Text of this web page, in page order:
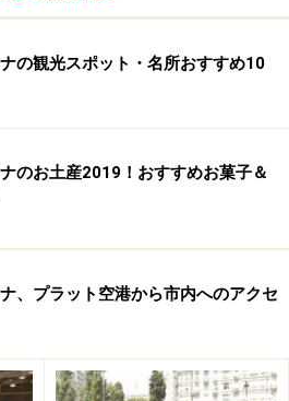
ローカルなグラシアという地区
作品と気色が異なる点です。で
の魅力に迫ってみましょう。
!?
ム。テラス付き
ンス邸の意味。セラミックの会
の観光スポット・名所おすすめ10
のお土産2019！おすすめお菓子＆
、プラット空港から市内へのアクセ